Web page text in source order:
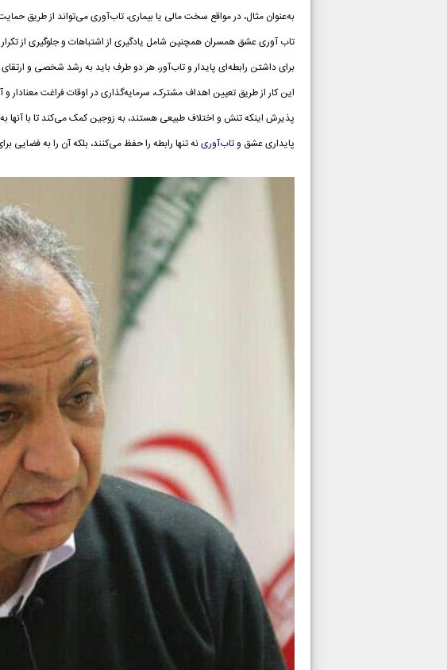
به‌عنوان مثال، در مواقع سخت مالی یا بیماری، تاب‌آوری می‌تواند از طریق
تاب آوری عشق همسران همچنین شامل یادگیری از اشتباهات و جلوگیری از
برای داشتن رابطه‌ای پایدار و تاب‌آور، هر دو طرف باید به رشد شخصی و
این کار از طریق تعیین اهداف مشترک، سرمایه‌گذاری در اوقات فراغت
پذیرش اینکه تنش و اختلاف طبیعی هستند، به زوجین کمک می‌کند تا با آنها
پایداری عشق وتاب‌آورینه تنها رابطه را حفظ می‌کنند، بلکه آن را به فضایی